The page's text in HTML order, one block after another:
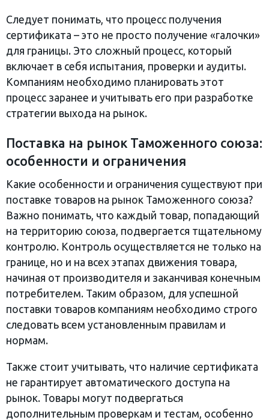
Следует понимать, что процесс получения
сертификата – это не просто получение «галочки»
для границы. Это сложный процесс, который
включает в себя испытания, проверки и аудиты.
Компаниям необходимо планировать этот
процесс заранее и учитывать его при разработке
стратегии выхода на рынок.
Поставка на рынок Таможенного союза:
особенности и ограничения
Какие особенности и ограничения существуют при
поставке товаров на рынок Таможенного союза?
Важно понимать, что каждый товар, попадающий
на территорию союза, подвергается тщательному
контролю. Контроль осуществляется не только на
границе, но и на всех этапах движения товара,
начиная от производителя и заканчивая конечным
потребителем. Таким образом, для успешной
поставки товаров компаниям необходимо строго
следовать всем установленным правилам и
нормам.
Также стоит учитывать, что наличие сертификата
не гарантирует автоматического доступа на
рынок. Товары могут подвергаться
дополнительным проверкам и тестам, особенно